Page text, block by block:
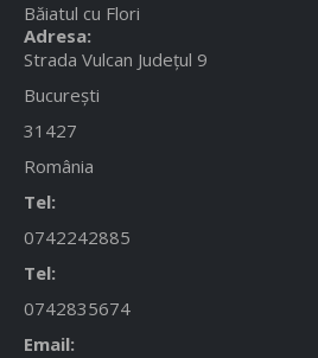
Băiatul cu Flori
Adresa:
Strada Vulcan Județul 9
București
31427
România
Tel:
0742242885
Tel:
0742835674
Email: